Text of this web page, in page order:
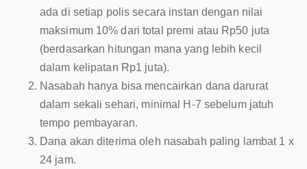
ada di setiap polis secara instan dengan nilai
maksimum 10% dari total premi atau Rp50 juta
(berdasarkan hitungan mana yang lebih kecil
dalam kelipatan Rp1 juta).
Nasabah hanya bisa mencairkan dana darurat
dalam sekali sehari, minimal H-7 sebelum jatuh
tempo pembayaran.
Dana akan diterima oleh nasabah paling lambat 1 x
24 jam.